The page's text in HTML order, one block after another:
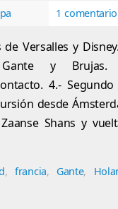
1 comentario
Versalles y
Gante y Brujas.
4.- Segundo
desde
Shans y
,francia, Gante,